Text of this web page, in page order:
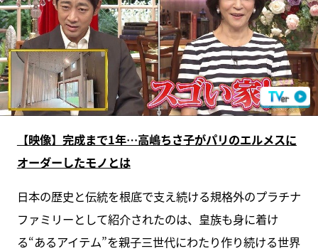
【映像】完成まで1年…高嶋ちさ子がパリのエルメスに
オーダーしたモノとは
日本の歴史と伝統を根底で支え続ける規格外のプラチナ
ファミリーとして紹介されたのは、皇族も身に着け
る“あるアイテム”を親子三世代にわたり作り続ける世界